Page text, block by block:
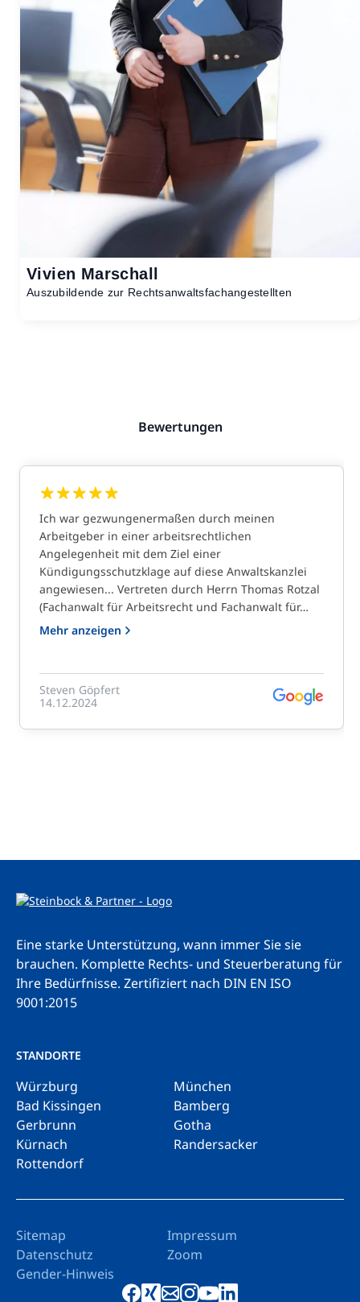
Vivien Marschall
Auszubildende zur Rechtsanwaltsfachangestellten
Bewertungen
Ich war gezwungenermaßen durch meinen
Arbeitgeber in einer arbeitsrechtlichen
Angelegenheit mit dem Ziel einer
Kündigungsschutzklage auf diese Anwaltskanzlei
angewiesen... Vertreten durch Herrn Thomas Rotzal
(Fachanwalt für Arbeitsrecht und Fachanwalt für…
Mehr anzeigen
Steven Göpfert
14.12.2024
Eine starke Unterstützung, wann immer Sie sie
brauchen. Komplette Rechts- und Steuerberatung für
Ihre Bedürfnisse. Zertifiziert nach DIN EN ISO
9001:2015
STANDORTE
Würzburg
München
Bad Kissingen
Bamberg
Gerbrunn
Gotha
Kürnach
Randersacker
Rottendorf
Sitemap
Impressum
Datenschutz
Zoom
Gender-Hinweis